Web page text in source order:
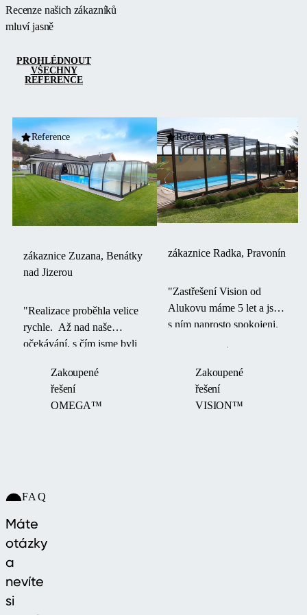
obloukové
konstrukci
ladným a
nerušivým
čímž spolu
se stěnou
vytváří
kompaktní
celek.
Recenze našich zákazníků
mluví jasně
PROHLÉDNOUT
VŠECHNY
REFERENCE
Reference
zákaznice Zuzana, Benátky
nad Jizerou
"Realizace proběhla velice
rychle. Až nad naše
očekávání, s čím jsme byli
realizace byla těsně před
létem. "
Zakoupené
řešení
OMEGA™
Reference
zákaznice Radka, Pravonín
"Zastřešení Vision od
Alukovu máme 5 let a jsme
s ním naprosto spokojeni.
můžeme využívat
celoročně."
Zakoupené
řešení
VISION™
FAQ
Máte
otázky
a
nevíte
si